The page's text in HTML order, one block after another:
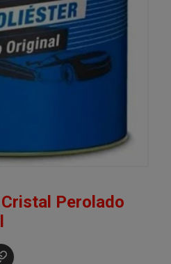
Perolado